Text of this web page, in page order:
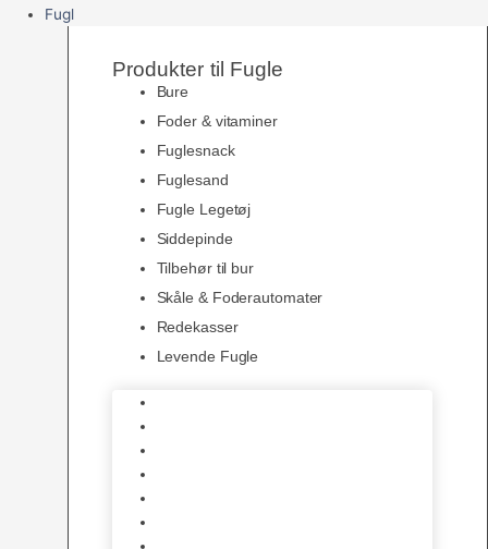
Fugl
Produkter til Fugle
Bure
Foder & vitaminer
Fuglesnack
Fuglesand
Fugle Legetøj
Siddepinde
Tilbehør til bur
Skåle & Foderautomater
Redekasser
Levende Fugle